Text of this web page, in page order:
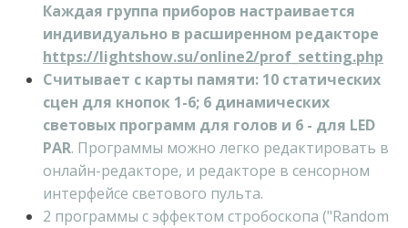
Каждая группа приборов настраивается
индивидуально в расширенном редакторе
https://lightshow.su/online2/prof_setting.php
Считывает с карты памяти: 10 статических
сцен для кнопок 1-6; 6 динамических
световых программ для голов и 6 - для LED
PAR. Программы можно легко редактировать в
онлайн-редакторе, и редакторе в сенсорном
интерфейсе светового пульта.
2 программы с эффектом стробоскопа ("Random